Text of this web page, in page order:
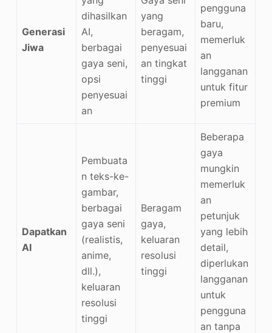
Generasi
Jiwa
dihasilkan
AI,
berbagai
gaya seni,
opsi
penyesuai
an
yang
beragam,
penyesuai
an tingkat
tinggi
pengguna
baru,
memerluk
an
langganan
untuk fitur
premium
Dapatkan
AI
Pembuata
n teks-ke-
gambar,
berbagai
gaya seni
(realistis,
anime,
dll.),
keluaran
resolusi
tinggi
Beragam
gaya,
keluaran
resolusi
tinggi
Beberapa
gaya
mungkin
memerluk
an
petunjuk
yang lebih
detail,
diperlukan
langganan
untuk
pengguna
an tanpa